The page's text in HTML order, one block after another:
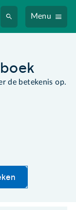
Menu
de betekenis op.